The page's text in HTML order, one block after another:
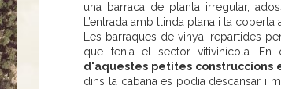
una barraca de planta irregular,
L’entrada amb llinda plana i la coberta
Les barraques de vinya, repartides
que tenia el sector vitivinícola. En
d'aquestes petites construccions
dins la cabana es podia descansar i